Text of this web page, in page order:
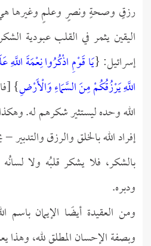
رزقٍ وصحةٍ ونصرٍ وعلمٍ وغيرها
اليقين يثمر في القلب عبودية
إسرائيل: {يَا قَوْمِ اذْكُرُوا نِعْمَةَ
اللَّهِ يَرْزُقُكُمْ مِنَ السَّمَاءِ وَالْأَرْضِ
الله وحده ليستثير شكرهم له.
إفراد الله بالخلق والرزق والتدبير
بالشكر، فلا يشكر قلبُه ولا
ودبره.
ومن العقيدة أيضًا الإيمان باسم
وبصفة الإحسان المطلق لله،